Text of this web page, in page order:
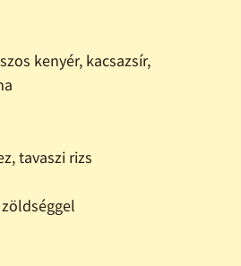
kenyér, kacsazsír,
tavaszi rizs